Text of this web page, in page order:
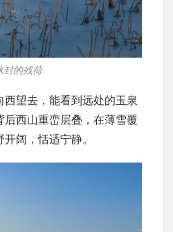
封的残荷
望去，能看到远处的玉泉
后西山重峦层叠，在薄雪覆
阔，恬适宁静。